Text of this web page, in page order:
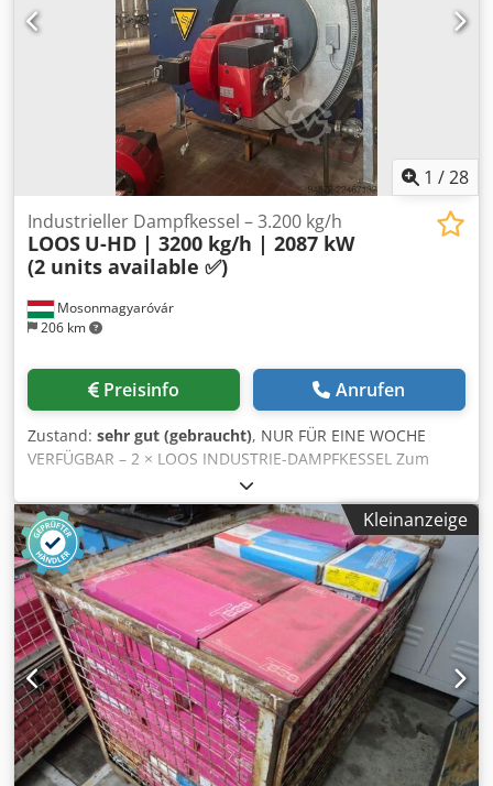
1 /28
Mosonmagyaróvár
206 km
Industrieller Dampfkessel – 3.200 kg/h
LOOS U-HD | 3200 kg/h | 2087 kW
(2 units available ✅)
Preisinfo Anrufen
Zustand: sehr gut (gebraucht), NUR FÜR EINE WOCHE
VERFÜGBAR – 2 × LOOS INDUSTRIE-DAMPFKESSEL Zum
Verkauf stehen zwei komplette LOOS Industrie-
Dampfkessel, ausgestattet mit Weishaupt-Brennern und
Siemens Simatic-Steuerungssystemen. Technische Daten
pro Kessel: * Hersteller: LOOS * Baujahr: 1994 *
Dampfleistung: 3.200 kg/h * Wärmeleistung: 2.087 kW *
Maximaler Betriebsdruck: 10 bar * Wasserkapazität: 3.890
Liter Dkodpfx Ajzqyv Rsa Tsr * Maximale
Betriebstemperatur: 183 °C * Brenner: Weishaupt RL40/2-A
Mehrflammenbrenner * Baujahr Brenner: 2013 *
Steuerungssystem: Siemens Simatic * Verfügbare Menge:
2 Stück Die Kessel werden als komplette Industrieanlagen
angeboten, einschließlich Brenner, Schaltschränke,
Sicherheitsausrüstung und auf den Fotos sichtbarem
Kleinanzeige